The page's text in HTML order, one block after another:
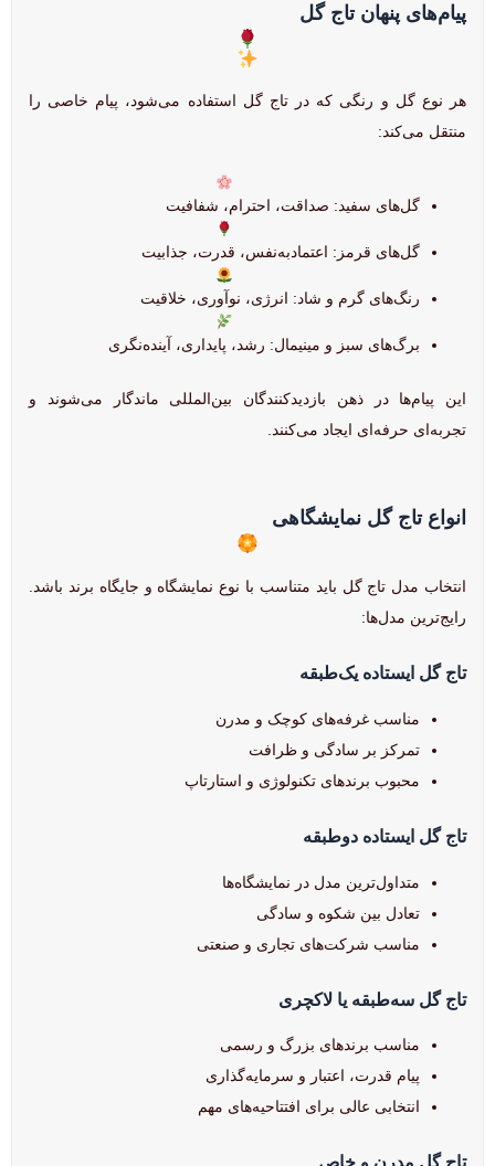
پیام‌های پنهان تاج گل
هر نوع گل و رنگی که در تاج گل استفاده می‌شود، پیام خاصی را
منتقل می‌کند:
گل‌های سفید: صداقت، احترام، شفافیت
گل‌های قرمز: اعتمادبه‌نفس، قدرت، جذابیت
رنگ‌های گرم و شاد: انرژی، نوآوری، خلاقیت
برگ‌های سبز و مینیمال: رشد، پایداری، آینده‌نگری
این پیام‌ها در ذهن بازدیدکنندگان بین‌المللی ماندگار می‌شوند و
تجربه‌ای حرفه‌ای ایجاد می‌کنند.
انواع تاج گل نمایشگاهی
انتخاب مدل تاج گل باید متناسب با نوع نمایشگاه و جایگاه برند باشد.
رایج‌ترین مدل‌ها:
تاج گل ایستاده یک‌طبقه
مناسب غرفه‌های کوچک و مدرن
تمرکز بر سادگی و ظرافت
محبوب برندهای تکنولوژی و استارتاپ
تاج گل ایستاده دوطبقه
متداول‌ترین مدل در نمایشگاه‌ها
تعادل بین شکوه و سادگی
مناسب شرکت‌های تجاری و صنعتی
تاج گل سه‌طبقه یا لاکچری
مناسب برندهای بزرگ و رسمی
پیام قدرت، اعتبار و سرمایه‌گذاری
انتخابی عالی برای افتتاحیه‌های مهم